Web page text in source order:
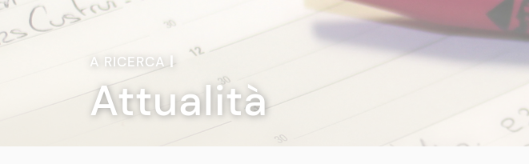
A RICERCA|
Attualità